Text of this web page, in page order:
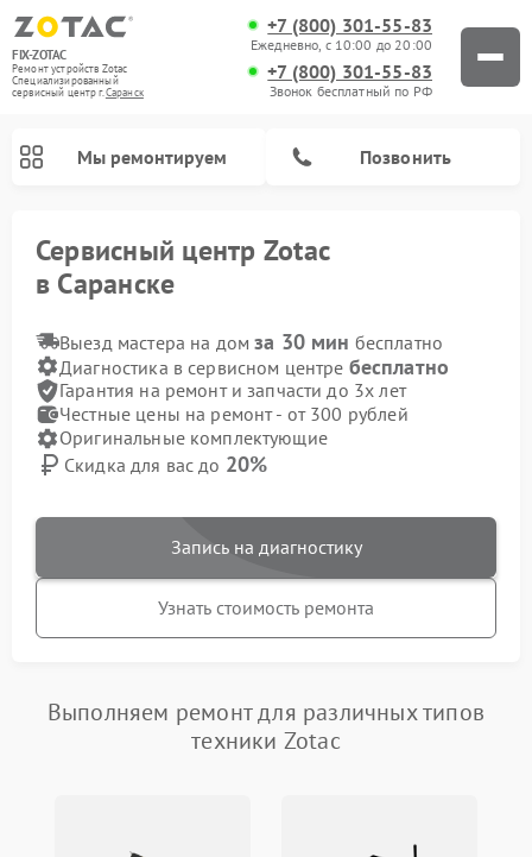
FIX-ZOTAC
Ремонт устройств Zotac
Специализированный
cервисный центр г.Саранск
+7 (800) 301-55-83
Ежедневно, с 10:00 до 20:00
+7 (800) 301-55-83
Звонок бесплатный по РФ
Мы ремонтируем Позвонить
Сервисный центр Zotac
в Саранске
Выезд мастера на домза 30 мин бесплатно
Диагностика в сервисном центре бесплатно
Гарантия на ремонт и запчасти до 3х лет
Честные цены на ремонт - от 300 рублей
Оригинальные комплектующие
Скидка для вас до 20%
Запись на диагностику
Узнать стоимость ремонта
Выполняем ремонт для различных типов
техники Zotac